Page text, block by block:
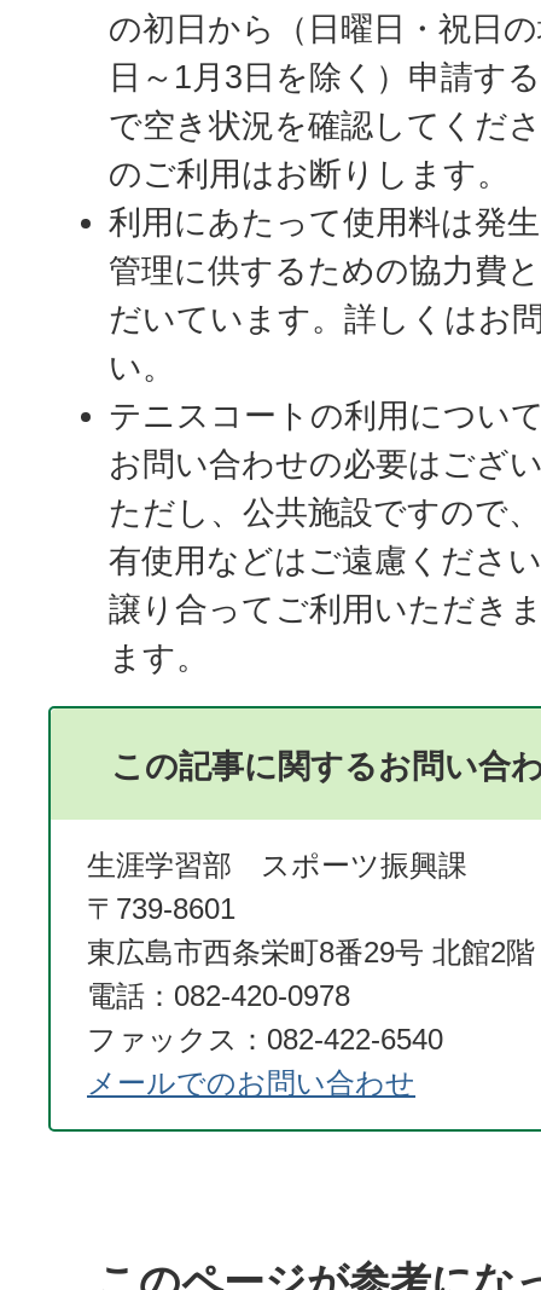
の初日から（日曜日・祝日
日～1月3日を除く）申請す
で空き状況を確認してくだ
のご利用はお断りします。
利用にあたって使用料は発
管理に供するための協力費
だいています。詳しくはお
い。
テニスコートの利用につい
お問い合わせの必要はござ
ただし、公共施設ですので
有使用などはご遠慮くださ
譲り合ってご利用いただき
ます。
この記事に関するお問い合
生涯学習部 スポーツ振興課
〒739-8601
東広島市西条栄町8番29号 北館2階
電話：082-420-0978
ファックス：082-422-6540
メールでのお問い合わせ